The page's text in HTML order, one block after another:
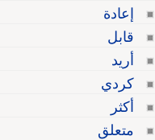
إعادة
قابل
أريد
كردي
أكثر
متعلق